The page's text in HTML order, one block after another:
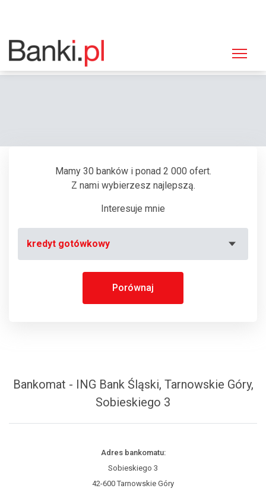
Strona główna
Bankomat ING Bank Śląski, Tarnowskie Góry, Sobieskiego 3
Mamy 30 banków i ponad 2 000 ofert.
Z nami wybierzesz najlepszą.
Interesuje mnie
kredyt gotówkowy
Porównaj
Bankomat - ING Bank Śląski, Tarnowskie Góry,
Sobieskiego 3
Adres bankomatu:
Sobieskiego 3
42-600 Tarnowskie Góry